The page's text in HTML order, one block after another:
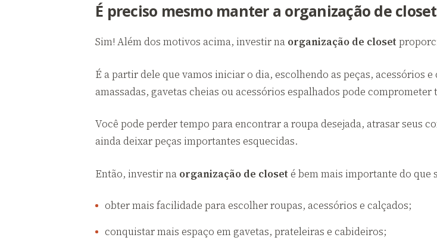
É preciso mesmo manter a organização de
Sim! Além dos motivos acima, investir na organização de closet
É a partir dele que vamos iniciar o dia, escolhendo as peças, acessórios
amassadas, gavetas cheias ou acessórios espalhados pode
Você pode perder tempo para encontrar a roupa desejada, atrasar seus
ainda deixar peças importantes esquecidas.
Então, investir na organização de closet é bem mais importante do que
obter mais facilidade para escolher roupas, acessórios e calçados;
conquistar mais espaço em gavetas, prateleiras e cabideiros;